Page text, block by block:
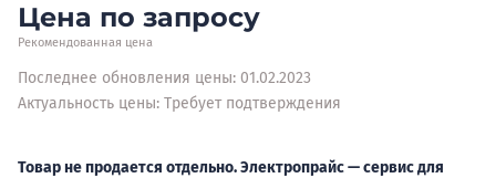
Цена по запросу
Рекомендованная цена
Последнее обновления цены: 01.02.2023
Актуальность цены: Требует подтверждения
Товар не продается отдельно. Электропрайс — сервис для